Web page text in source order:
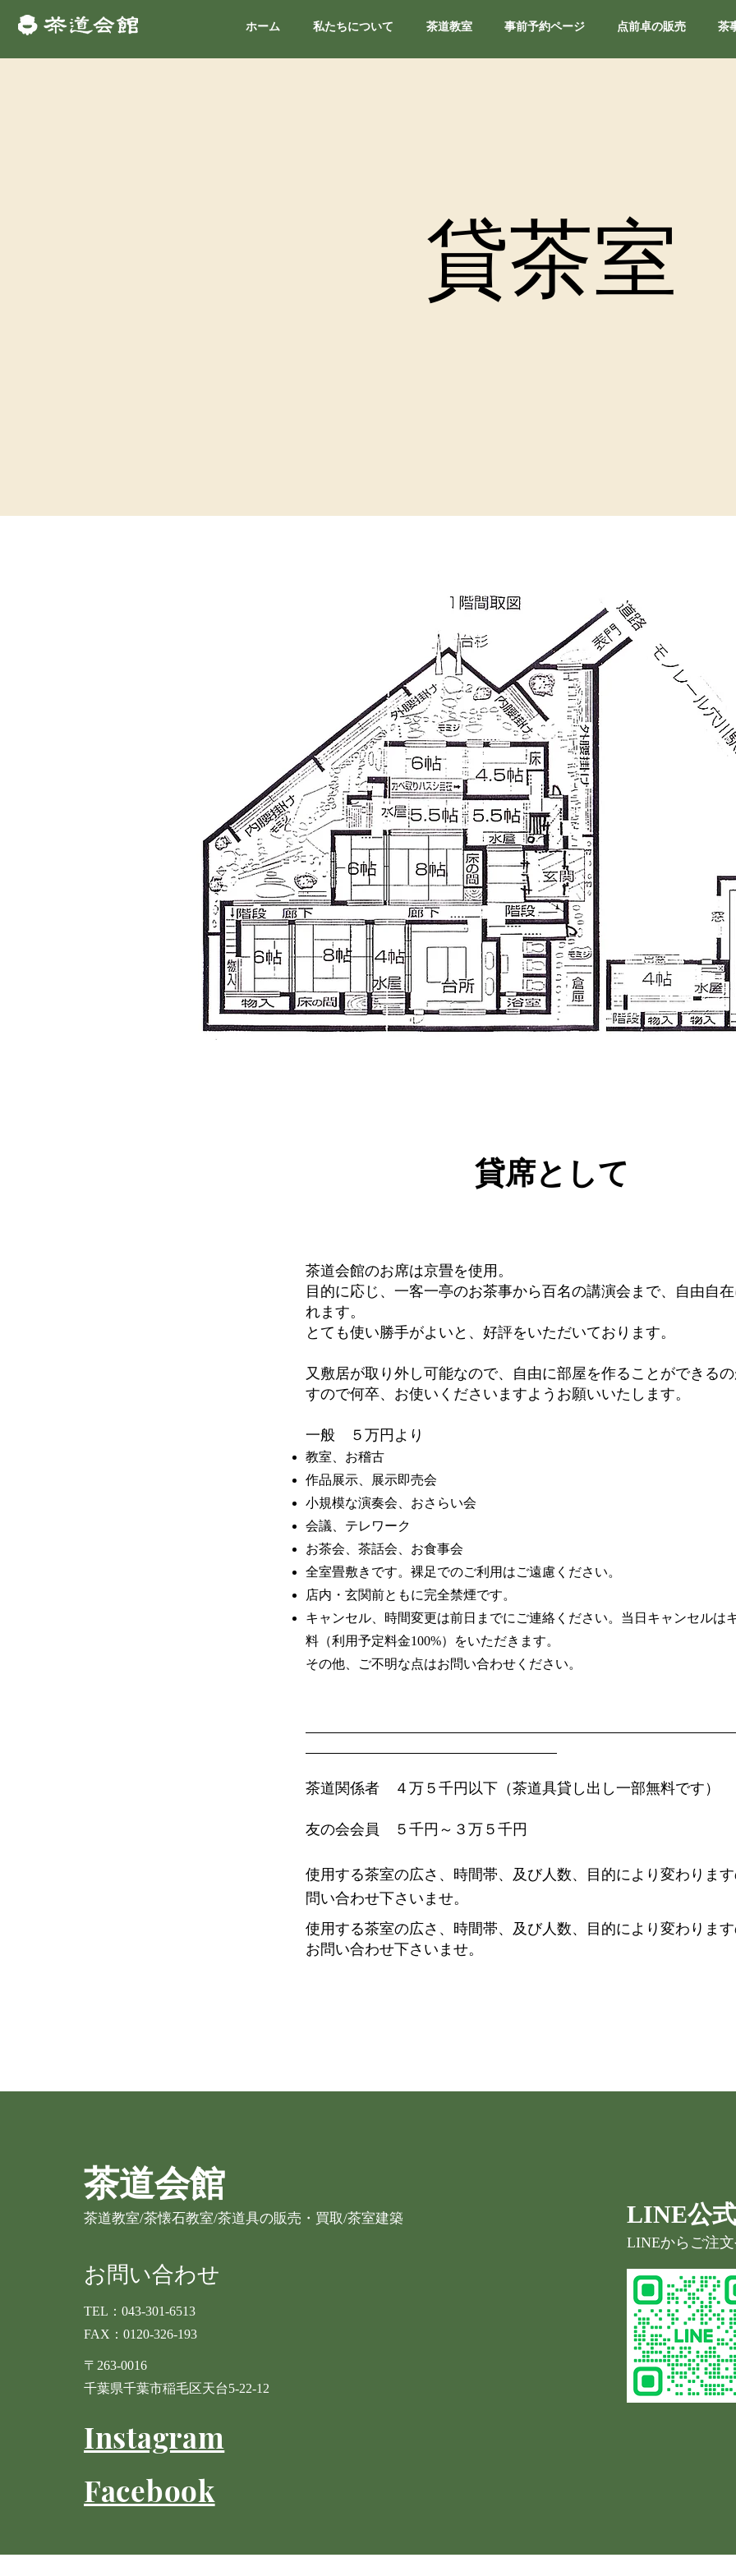
ホーム 私たちについて 茶道教室 事前予約ページ 点前卓の販売 茶
貸茶室
貸茶室
貸席として
茶道会館のお席は京畳を使用。
目的に応じ、一客一亭のお茶事から百名の講演会まで、自由自
れます。
とても使い勝手がよいと、好評をいただいております。
又敷居が取り外し可能なので、自由に部屋を作ることができる
すので何卒、お使いくださいますようお願いいたします。
一般 ５万円より
教室、お稽古
作品展示、展示即売会
小規模な演奏会、おさらい会
会議、テレワーク
お茶会、茶話会、お食事会
全室畳敷きです。裸足でのご利用はご遠慮ください。
店内・玄関前ともに完全禁煙です。
キャンセル、時間変更は前日までにご連絡ください。当日キャンセルは
料（利用予定料金100%）をいただきます。
その他、ご不明な点はお問い合わせください。
茶道関係者 ４万５千円以下（茶道具貸し出し一部無料です）
友の会会員 ５千円～３万５千円
使用する茶室の広さ、時間帯、及び人数、目的により変わりま
問い合わせ下さいませ。
使用する茶室の広さ、時間帯、及び人数、目的により変わります
お問い合わせ下さいませ。
茶道会館
茶道教室/茶懐石教室/茶道具の販売・買取/茶室建築
お問い合わせ
TEL：043-301-6513
​FAX：0120-326-193
〒263-0016
千葉県千葉市稲毛区天台5-22-12
Instagram
Facebook
LINE公
LINEからご注